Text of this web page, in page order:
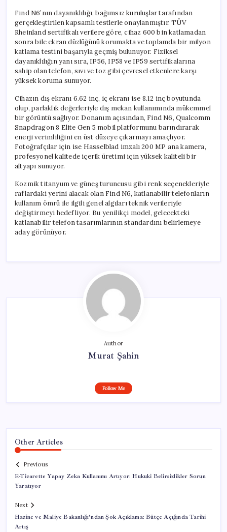
Find N6’nın dayanıklılığı, bağımsız kuruluşlar tarafından
gerçekleştirilen kapsamlı testlerle onaylanmıştır. TÜV
Rheinland sertifikalı verilere göre, cihaz 600 bin katlamadan
sonra bile ekran düzlüğünü korumakta ve toplamda bir milyon
katlama testini başarıyla geçmiş bulunuyor. Fiziksel
dayanıklılığın yanı sıra, IP56, IP58 ve IP59 sertifikalarına
sahip olan telefon, sıvı ve toz gibi çevresel etkenlere karşı
yüksek koruma sunuyor.
Cihazın dış ekranı 6.62 inç, iç ekranı ise 8.12 inç boyutunda
olup, parlaklık değerleriyle dış mekan kullanımında mükemmel
bir görüntü sağlıyor. Donanım açısından, Find N6, Qualcomm
Snapdragon 8 Elite Gen 5 mobil platformunu barındırarak
enerji verimliliğini en üst düzeye çıkarmayı amaçlıyor.
Fotoğrafçılar için ise Hasselblad imzalı 200 MP ana kamera,
profesyonel kalitede içerik üretimi için yüksek kaliteli bir
altyapı sunuyor.
Kozmik titanyum ve güneş turuncusu gibi renk seçenekleriyle
raflardaki yerini alacak olan Find N6, katlanabilir telefonların
kullanım ömrü ile ilgili genel algıları teknik verileriyle
değiştirmeyi hedefliyor. Bu yenilikçi model, gelecekteki
katlanabilir telefon tasarımlarının standardını belirlemeye
aday görünüyor.
Author
Murat Şahin
Follow Me
Other Articles
Previous
E-Ticarette Yapay Zeka Kullanımı Artıyor: Hukuki Belirsizlikler Sorun
Yaratıyor
Next
Hazine ve Maliye Bakanlığı’ndan Şok Açıklama: Bütçe Açığında Tarihi
Artış